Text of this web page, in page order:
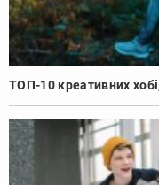
ТОП-10 креативних